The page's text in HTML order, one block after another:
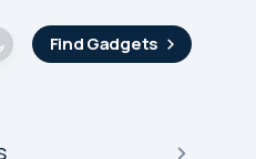
Find Gadgets